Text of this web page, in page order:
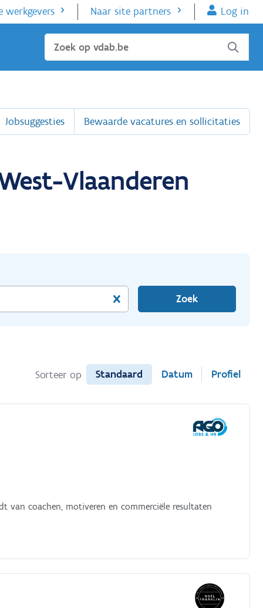
werkgevers Naar site partners Log in
Sluiten
Jobsuggesties Bewaarde vacatures en sollicitaties
Vlaanderen
Zoek
Sorteer op Standaard Datum Profiel
van coachen, motiveren en commerciële resultaten